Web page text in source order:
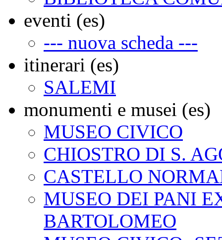
eventi (es)
--- nuova scheda ---
itinerari (es)
SALEMI
monumenti e musei (es)
MUSEO CIVICO
CHIOSTRO DI S.
CASTELLO
MUSEO DEI PANI
BARTOLOMEO